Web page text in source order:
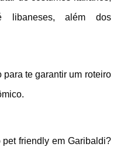
libaneses, além dos
te garantir um roteiro
friendly em Garibaldi?